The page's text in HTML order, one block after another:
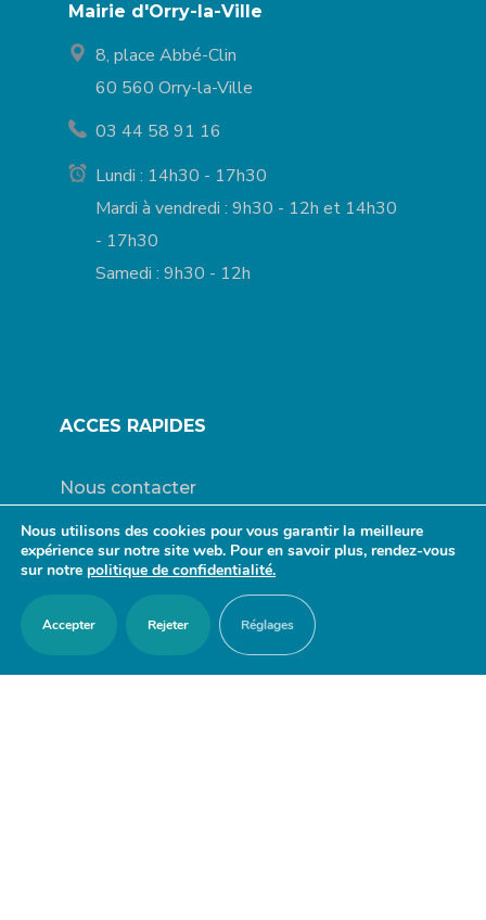
Mairie d'Orry-la-Ville
8, place Abbé-Clin
60 560 Orry-la-Ville
03 44 58 91 16
Lundi : 14h30 - 17h30
Mardi à vendredi : 9h30 - 12h et 14h30
- 17h30
Samedi : 9h30 - 12h
ACCES RAPIDES
Nous contacter
Agenda
Actualités
Mes démarches en ligne
Découvrir Orry-la-Ville
Nous utilisons des cookies pour vous garantir la meilleure
expérience sur notre site web. Pour en savoir plus, rendez-vous
sur notre politique de confidentialité.
Accepter Rejeter Réglages